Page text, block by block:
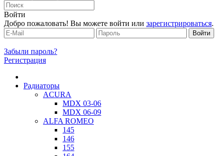
Войти
Добро пожаловать! Вы можете войти или зарегистрироваться.
Забыли пароль?
Регистрация
Радиаторы
ACURA
MDX 03-06
MDX 06-09
ALFA ROMEO
145
146
155